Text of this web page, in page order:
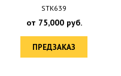
STK639
от 75,000руб.
ПРЕДЗАКАЗ